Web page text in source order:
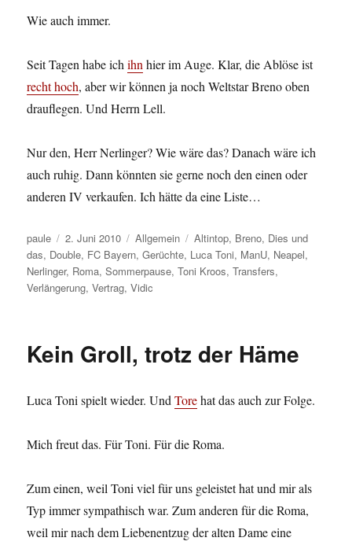
Wie auch immer.
Seit Tagen habe ichihnhier im Auge. Klar, die Ablöse ist
recht hoch, aber wir können ja noch Weltstar Breno oben
drauflegen. Und Herrn Lell.
Nur den, Herr Nerlinger? Wie wäre das? Danach wäre ich
auch ruhig. Dann könnten sie gerne noch den einen oder
anderen IV verkaufen. Ich hätte da eine Liste…
Autor
paule
Veröffentlicht
am
2. Juni 2010 Kategorien
Allgemein Schlagwörter
Altintop, Breno, Dies und
das, Double, FC Bayern,Gerüchte, Luca Toni, ManU, Neapel,
Nerlinger, Roma,Sommerpause,Toni Kroos,Transfers,
Verlängerung,Vertrag,Vidic
Kein Groll, trotz der Häme
Luca Toni spielt wieder. UndTorehat das auch zur Folge.
Mich freut das. Für Toni. Für die Roma.
Zum einen, weil Toni viel für uns geleistet hat und mir als
Typ immer sympathisch war. Zum anderen für die Roma,
weil mir nach dem Liebenentzug der alten Dame eine